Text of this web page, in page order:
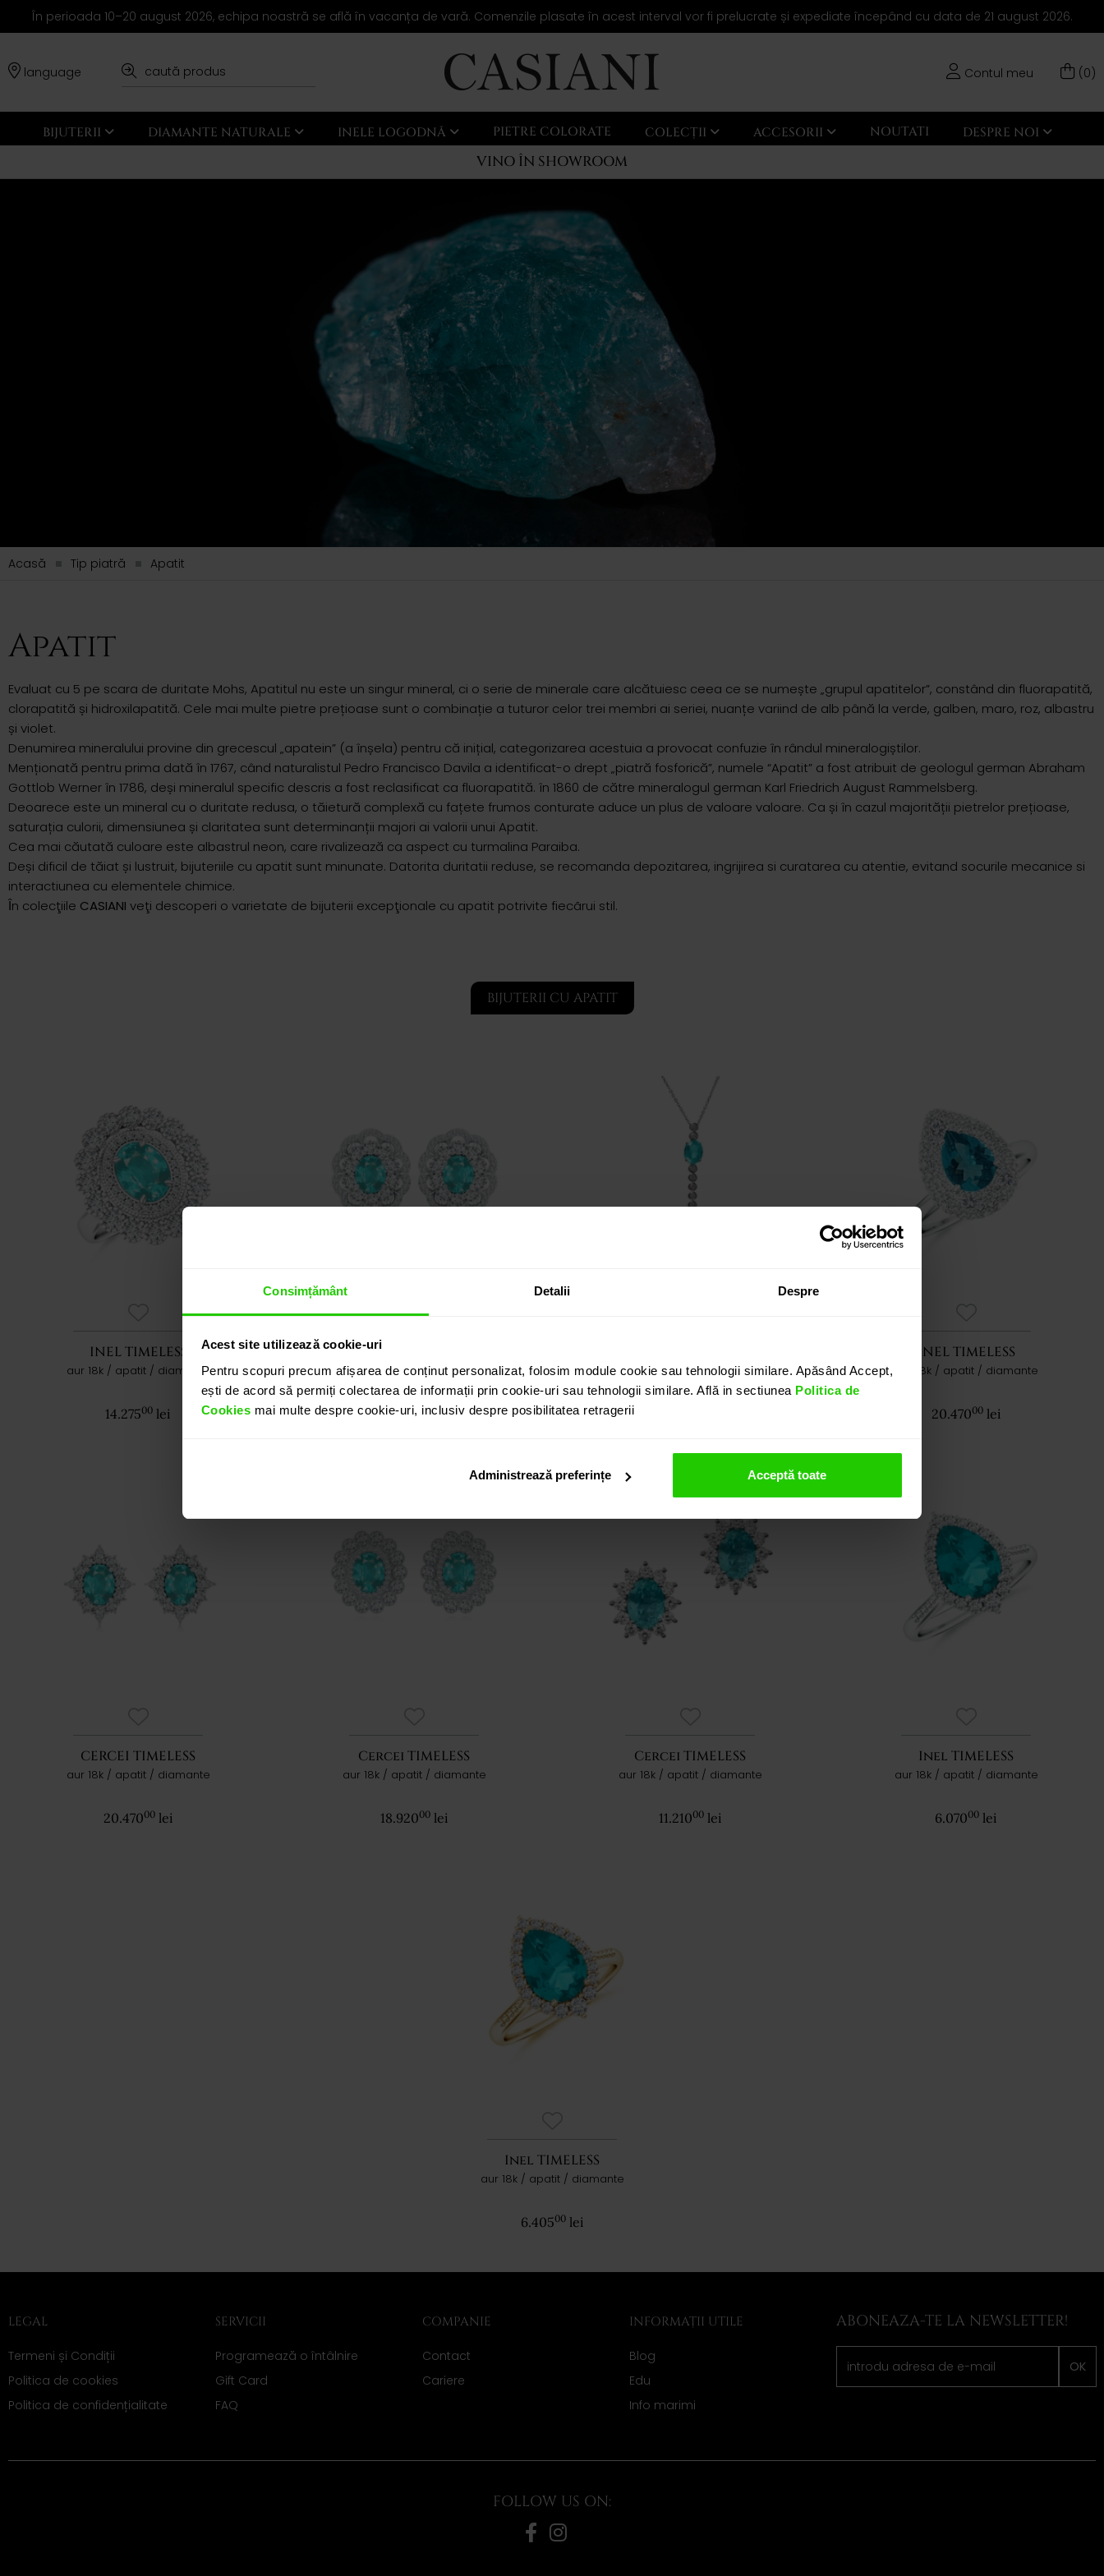
Consimțământ Detalii Despre
Acest site utilizează cookie-uri
Pentru scopuri precum afișarea de conținut personalizat, folosim module cookie sau tehnologii similare. Apăsând Accept,
ești de acord să permiți colectarea de informații prin cookie-uri sau tehnologii similare. Află in sectiunea Politica de
Cookies mai multe despre cookie-uri, inclusiv despre posibilitatea retragerii
Administrează preferințe Acceptă toate
În perioada 10–20 august 2026, echipa noastră se află în vacanța de vară. Comenzile plasate în acest interval vor fi prelucrate și expediate începând cu data de 21 august 2026.
language Contul meu (0)
BIJUTERII DIAMANTE NATURALE INELE LOGODNĂ PIETRE COLORATE COLECȚII ACCESORII NOUTATI DESPRE NOI
VINO ÎN SHOWROOM
Acasă Tip piatră Apatit
Apatit
Evaluat cu 5 pe scara de duritate Mohs, Apatitul nu este un singur mineral, ci o serie de minerale care alcătuiesc ceea ce se numește „grupul apatitelor”, constând din fluorapatită,
clorapatită și hidroxilapatită. Cele mai multe pietre prețioase sunt o combinație a tuturor celor trei membri ai seriei, nuanțe variind de alb până la verde, galben, maro, roz, albastru
și violet.
Denumirea mineralului provine din grecescul „apatein” (a înșela) pentru că inițial, categorizarea acestuia a provocat confuzie în rândul mineralogiștilor.
Menționată pentru prima dată în 1767, când naturalistul Pedro Francisco Davila a identificat-o drept „piatră fosforică”, numele “Apatit” a fost atribuit de geologul german Abraham
Gottlob Werner în 1786, deși mineralul specific descris a fost reclasificat ca fluorapatită. în 1860 de către mineralogul german Karl Friedrich August Rammelsberg.
Deoarece este un mineral cu o duritate redusa, o tăietură complexă cu fațete frumos conturate aduce un plus de valoare valoare. Ca și în cazul majorității pietrelor prețioase,
saturația culorii, dimensiunea și claritatea sunt determinanții majori ai valorii unui Apatit.
Cea mai căutată culoare este albastrul neon, care rivalizează ca aspect cu turmalina Paraiba.
Deși dificil de tăiat și lustruit, bijuteriile cu apatit sunt minunate. Datorita duritatii reduse, se recomanda depozitarea, ingrijirea si curatarea cu atentie, evitand socurile mecanice si
interactiunea cu elementele chimice.
Ȋn colecţiile CASIANI veţi descoperi o varietate de bijuterii excepţionale cu apatit potrivite fiecãrui stil.
BIJUTERII CU APATIT
INEL TIMELESS
aur 18k / apatit / diamante
14.27500 lei
Cercei TIMELESS
aur 18k / apatit / diamante
14.635 00 lei
aur 18k / apatit / diamante
INEL TIMELESS
aur 18k / apatit / diamante
20.47000 lei
CERCEI TIMELESS
aur 18k / apatit / diamante
20.47000 lei
Cercei TIMELESS
aur 18k / apatit / diamante
18.92000 lei
Cercei TIMELESS
aur 18k / apatit / diamante
11.21000 lei
Inel TIMELESS
aur 18k / apatit / diamante
6.07000 lei
Inel TIMELESS
aur 18k / apatit / diamante
6.40500 lei
LEGAL
Termeni și Condiții
Politica de cookies
Politica de confidențialitate
SERVICII
Programează o întâlnire
Gift Card
FAQ
COMPANIE
Contact
Cariere
INFORMAȚII UTILE
Blog
Edu
Info marimi
ABONEAZA-TE LA NEWSLETTER!
OK
FOLLOW US ON: